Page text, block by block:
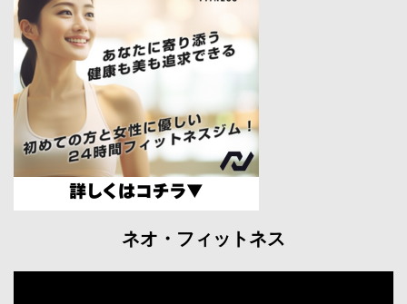
ネオ・フィットネス